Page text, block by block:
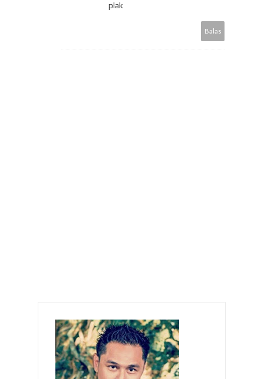
plak
Balas